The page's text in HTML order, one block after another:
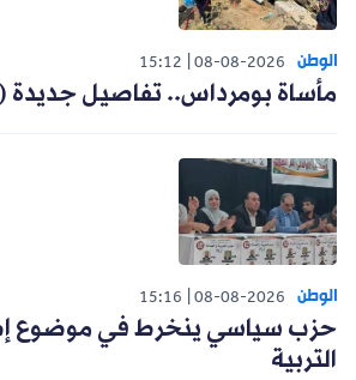
الوطن 08-08-2026
15:12
مأساة بومرداس.. تفاصيل جديدة
الوطن 08-08-2026
15:16
حزب سياسي ينخرط في موضوع
التربية